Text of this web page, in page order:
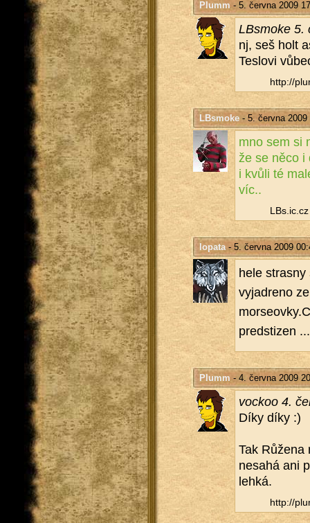
Plumm - 5. června 2009
LB­smoke 5.
nj, seš holt
Teslo­vi
http://​
LBsmoke- 5. června 2009
mno sem si
že se něco i
i kvůli té
víc..
LBs.​ic.​cz
lopata- 5. června 2009
hele
vy­ja­dre­no
pred­sti­zen
Plumm - 4. června 2009
vockoo 4.
Díky díky :)
Tak Rů­že­na
ne­sa­há ani
lehká.
http://​